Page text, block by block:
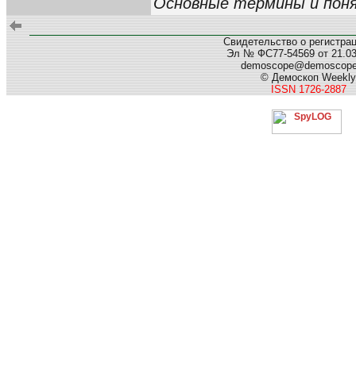
Свидетельство о
Эл № ФС77-54569 от
© Демоскоп Weekly
ISSN 1726-2887